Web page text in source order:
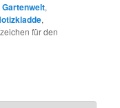
Gartenwelt,
,
für den